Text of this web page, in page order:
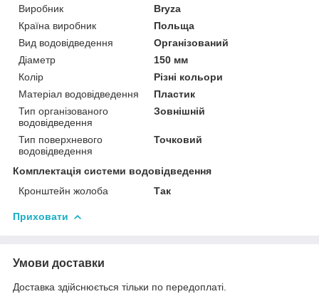
Виробник
Bryza
Країна виробник
Польща
Вид водовідведення
Організований
Діаметр
150 мм
Колір
Різні кольори
Матеріал водовідведення
Пластик
Тип організованого
водовідведення
Зовнішній
Тип поверхневого
водовідведення
Точковий
Комплектація системи водовідведення
Кронштейн жолоба
Так
Приховати
Умови доставки
Доставка здійснюється тільки по передоплаті.